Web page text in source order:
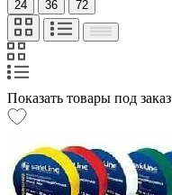
24 36 72
Показать товары под заказ